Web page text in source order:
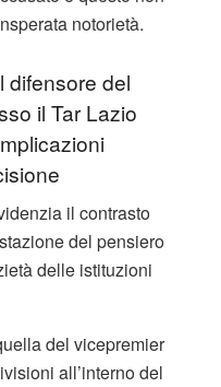
notorietà.
difensore del
il Tar Lazio
il contrasto
del pensiero
delle istituzioni
del vicepremier
all’interno del